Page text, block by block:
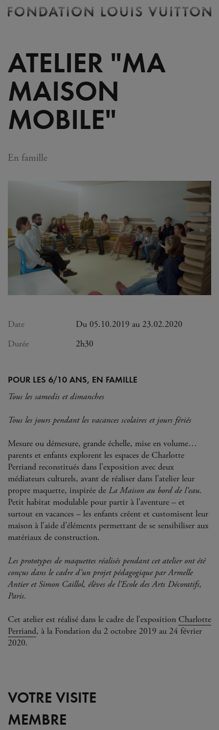
Accueil
ATELIER "MA
MAISON
MOBILE"
En famille
Date
Du 05.10.2019 au 23.02.2020
Durée
2h30
POUR LES 6/10 ANS, EN FAMILLE
Tous les samedis et dimanches
Tous les jours pendant les vacances scolaires et jours fériés
Mesure ou démesure, grande échelle, mise en volume…
parents et enfants explorent les espaces de Charlotte
Perriand reconstitués dans l’exposition avec deux
médiateurs culturels, avant de réaliser dans l’atelier leur
propre maquette, inspirée de La Maison au bord de l’eau.
Petit habitat modulable pour partir à l’aventure – et
surtout en vacances – les enfants créent et customisent leur
maison à l’aide d’éléments permettant de se sensibiliser aux
matériaux de construction.
Les prototypes de maquettes réalisés pendant cet atelier ont été
conçus dans le cadre d’un projet pédagogique par Armelle
Antier et Simon Caillol, élèves de l’Ecole des Arts Décoratifs,
Paris.
Cet atelier est réalisé dans le cadre de l'exposition Charlotte
Perriand, à la Fondation du 2 octobre 2019 au 24 février
2020.
VOTRE VISITE
MEMBRE
Billetterie